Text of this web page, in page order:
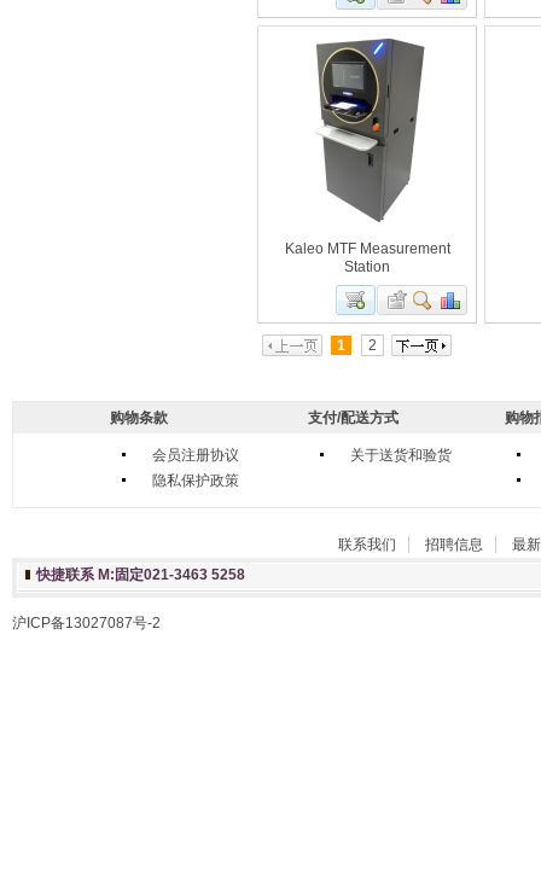
Kaleo MTF Measurement
Station
1 2
购物条款
会员注册协议
隐私保护政策
支付/配送方式
关于送货和验货
购物
联系我们 招聘信息
最
快捷联系 M:固定021-3463 5258
沪ICP备13027087号-2